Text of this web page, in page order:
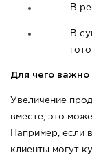
В
В
Для чего важно
Увеличение
вместе, это
Например, если
клиенты могут